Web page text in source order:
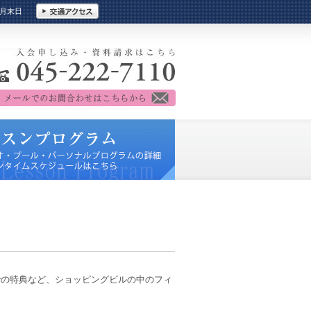
末日
特典など、ショッピングビルの中のフィ